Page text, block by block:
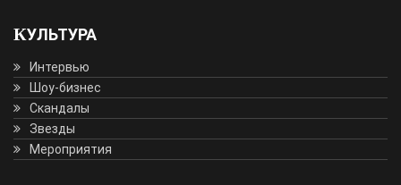
КУЛЬТУРА
Интервью
Шоу-бизнес
Скандалы
Звезды
Мероприятия